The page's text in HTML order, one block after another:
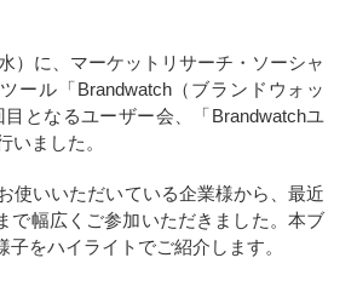
）に、マーケットリサーチ・ソーシャ
ール「Brandwatch（ブランドウォッ
となるユーザー会、「Brandwatchユ
いました。
使いいただいている企業様から、最近
で幅広くご参加いただきました。本ブ
子をハイライトでご紹介します。